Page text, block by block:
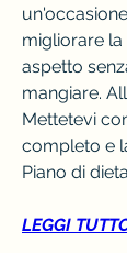
migliorare
aspetto
mangiare.
Mettetevi
completo e
Piano di
LEGGI